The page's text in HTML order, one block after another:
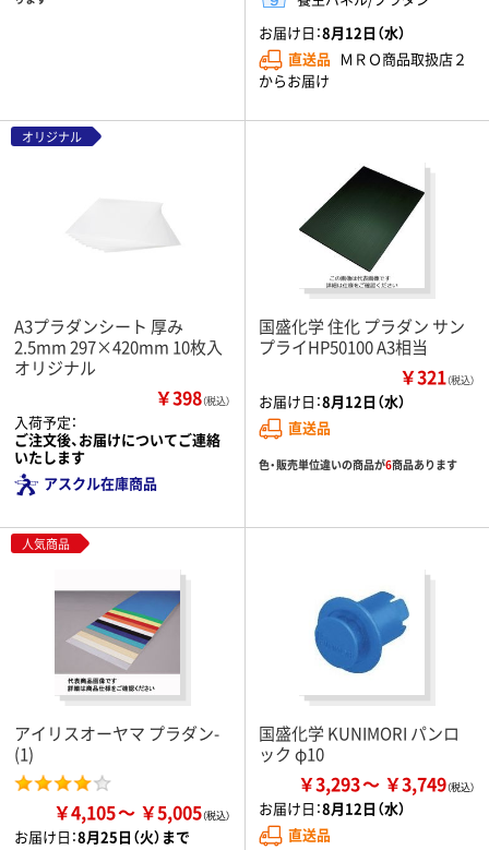
お届け日：8月12日（水）
直送品 ＭＲＯ商品取扱店２
からお届け
オリジナル
A3プラダンシート 厚み
2.5mm 297×420mm 10枚入
オリジナル
￥398（税込）
入荷予定：
ご注文後、お届けについてご連絡
いたします
アスクル在庫商品
国盛化学 住化 プラダン サン
プライHP50100 A3相当
￥321（税込）
お届け日：8月12日（水）
直送品
色・販売単位違いの商品が6商品あります
人気商品
アイリスオーヤマ プラダン-
(1)
￥4,105 ￥5,005
お届け日：8月25日（火）まで
国盛化学 KUNIMORI パンロ
ック φ10
￥3,293 ￥3,749
お届け日：8月12日（水）
直送品